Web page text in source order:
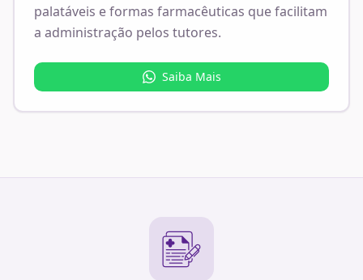
palatáveis e formas farmacêuticas que facilitam
a administração pelos tutores.
Saiba Mais